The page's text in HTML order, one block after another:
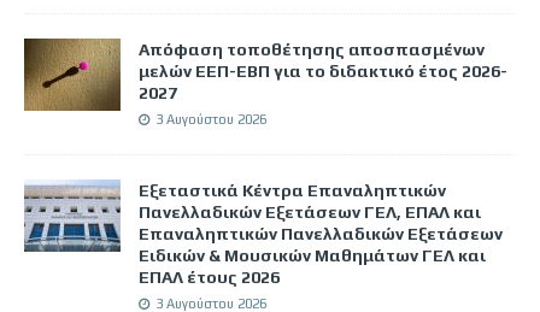
Απόφαση τοποθέτησης αποσπασμένων
μελών ΕΕΠ-ΕΒΠ για το διδακτικό έτος 2026-
2027
3 Αυγούστου 2026
Εξεταστικά Κέντρα Επαναληπτικών
Πανελλαδικών Εξετάσεων ΓΕΛ, ΕΠΑΛ και
Επαναληπτικών Πανελλαδικών Εξετάσεων
Ειδικών & Μουσικών Μαθημάτων ΓΕΛ και
ΕΠΑΛ έτους 2026
3 Αυγούστου 2026